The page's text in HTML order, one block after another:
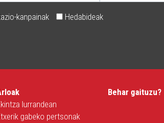
kanpainak Hedabideak
lurrandean
gabeko pertsonak
Behar gaituzu?